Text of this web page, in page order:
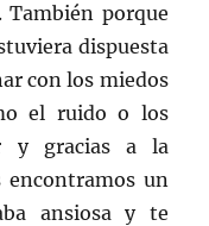
También porque
dispuesta
con los miedos
el ruido o los
y gracias a la
encontramos un
ansiosa y te